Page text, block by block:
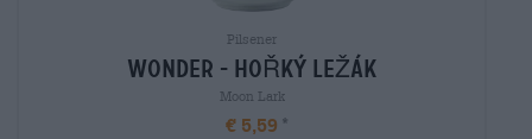
Pilsener
wonder - hoŘkÝ leŽÁk
Moon Lark
€ 5,59